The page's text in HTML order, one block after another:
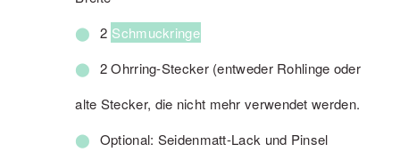
2 Schmuckringe
2 Ohrring-Stecker (entweder Rohlinge oder
alte Stecker, die nicht mehr verwendet werden.
Optional: Seidenmatt-Lack und Pinsel